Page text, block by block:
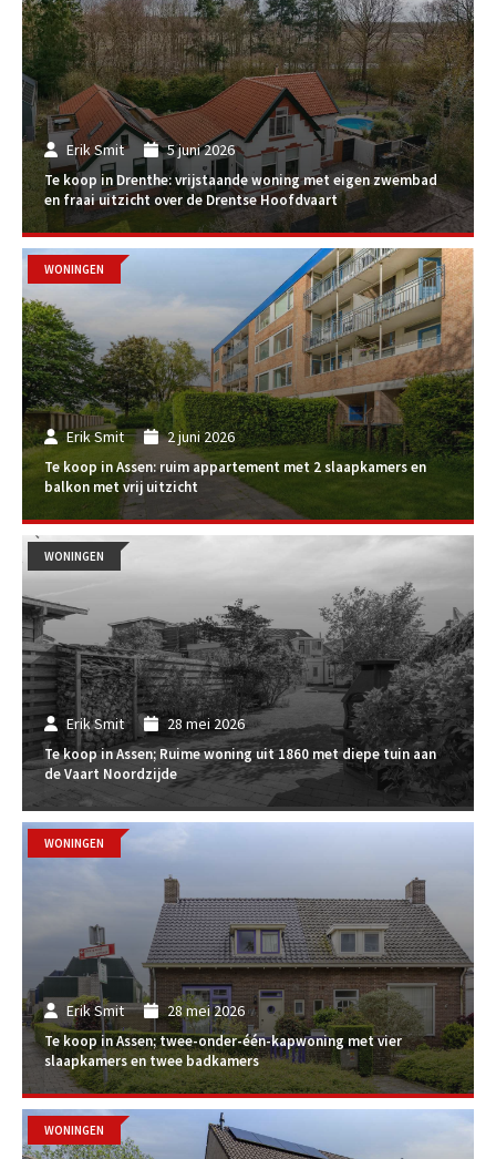
Erik Smit 5 juni 2026
Te koop in Drenthe: vrijstaande woning met eigen zwembad
en fraai uitzicht over de Drentse Hoofdvaart
Erik Smit 2 juni 2026
Te koop in Assen: ruim appartement met 2 slaapkamers en
balkon met vrij uitzicht
WONINGEN
Erik Smit 28 mei 2026
Te koop in Assen; Ruime woning uit 1860 met diepe tuin aan
de Vaart Noordzijde
WONINGEN
Erik Smit 28 mei 2026
Te koop in Assen; twee-onder-één-kapwoning met vier
slaapkamers en twee badkamers
WONINGEN
WONINGEN